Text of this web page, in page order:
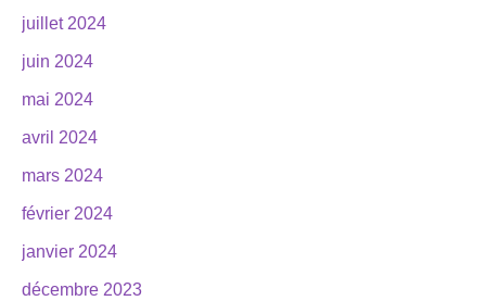
juillet 2024
juin 2024
mai 2024
avril 2024
mars 2024
février 2024
janvier 2024
décembre 2023